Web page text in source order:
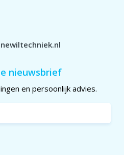
nieuwsbrief
en persoonlijk advies.